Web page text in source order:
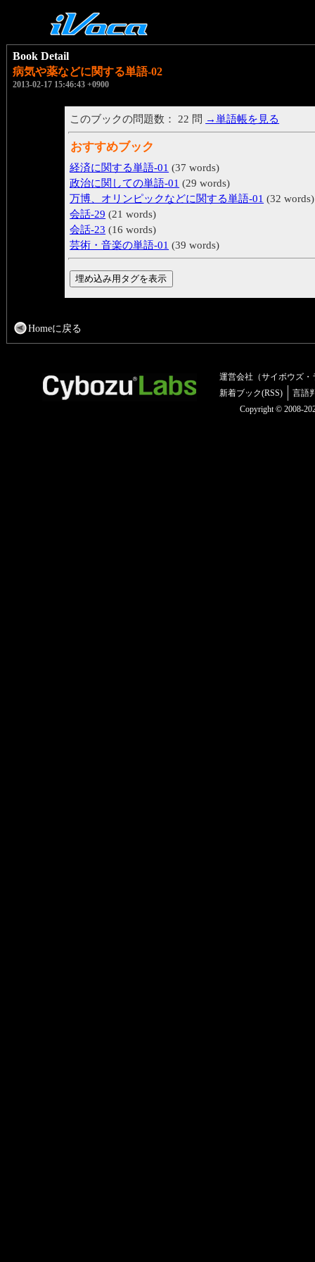
Book Detail
病気や薬などに関する単語-02
2013-02-17 15:46:43 +0900
このブックの問題数： 22 問 →単語帳を見る
おすすめブック
経済に関する単語-01 (37 words)
政治に関しての単語-01 (29 words)
万博、オリンピックなどに関する単語-01 (32 words)
会話-29 (21 words)
会話-23 (16 words)
芸術・音楽の単語-01 (39 words)
Homeに戻る
運営会社（サイボウズ・
新着ブック(RSS)
言語
Copyright © 2008-